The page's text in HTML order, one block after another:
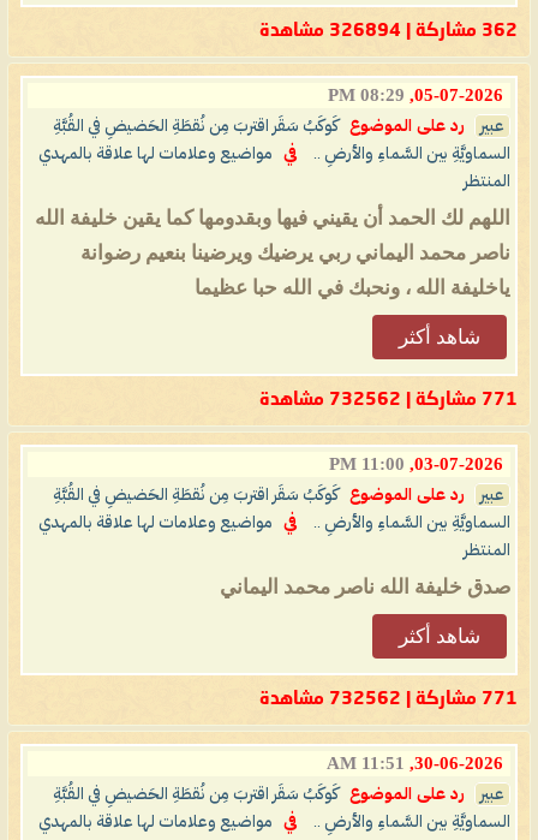
362 مشاركة | 326894 مشاهدة
05-07-2026,
08:29 PM
عبير رد على الموضوع
كَوكَبُ سَقَر اقتربَ مِن نُقطَةِ الحَضيضِ في القُبَّةِ
السماويَّةِ بين السَّماءِ والأرضِ ..
في
مواضيع وعلامات لها علاقة بالمهدي
المنتظر
اللهم لك الحمد أن يقيني فيها وبقدومها كما يقين خليفة الله
ناصر محمد اليماني ربي يرضيك ويرضينا بنعيم رضوانة
ياخليفة الله ، ونحبك في الله حبا عظيما
شاهد أكثر
771 مشاركة | 732562 مشاهدة
03-07-2026,
11:00 PM
عبير رد على الموضوع
كَوكَبُ سَقَر اقتربَ مِن نُقطَةِ الحَضيضِ في القُبَّةِ
السماويَّةِ بين السَّماءِ والأرضِ ..
في
مواضيع وعلامات لها علاقة بالمهدي
المنتظر
صدق خليفة الله ناصر محمد اليماني
شاهد أكثر
771 مشاركة | 732562 مشاهدة
30-06-2026,
11:51 AM
عبير رد على الموضوع
كَوكَبُ سَقَر اقتربَ مِن نُقطَةِ الحَضيضِ في القُبَّةِ
السماويَّةِ بين السَّماءِ والأرضِ ..
في
مواضيع وعلامات لها علاقة بالمهدي